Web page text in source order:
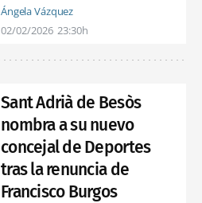
Ángela Vázquez
02/02/2026 23:30h
Sant Adrià de Besòs
nombra a su nuevo
concejal de Deportes
tras la renuncia de
Francisco Burgos